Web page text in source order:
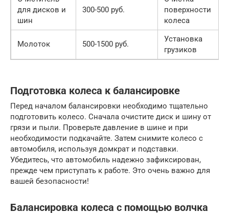
для дисков и
шин
300-500 руб.
поверхности
колеса
Молоток 500-1500 руб.
Установка
грузиков
Подготовка колеса к балансировке
Перед началом балансировки необходимо тщательно
подготовить колесо. Сначала очистите диск и шину от
грязи и пыли. Проверьте давление в шине и при
необходимости подкачайте. Затем снимите колесо с
автомобиля, используя домкрат и подставки.
Убедитесь, что автомобиль надежно зафиксирован,
прежде чем приступать к работе. Это очень важно для
вашей безопасности!
Балансировка колеса с помощью волчка